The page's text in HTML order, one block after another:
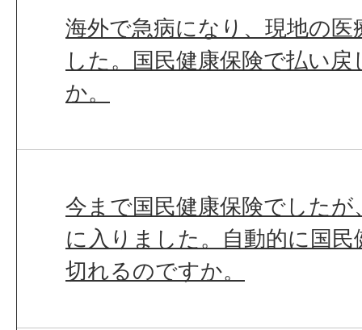
海外で急病になり、現地の
した。国民健康保険で払い
か。
今まで国民健康保険でしたが
に入りました。自動的に国
切れるのですか。